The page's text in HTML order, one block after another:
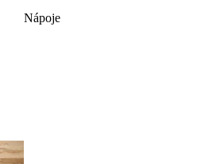
Nápoje